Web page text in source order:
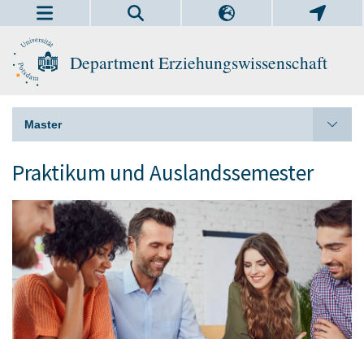
Department Erziehungswissenschaft
Master
Praktikum und Auslandssemester